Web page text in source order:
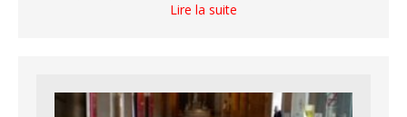
Lire la suite